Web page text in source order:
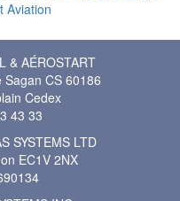
Aviation
& AÉROSTART
CS 60186
Cedex
43 33
SYSTEMS LTD
EC1V 2NX